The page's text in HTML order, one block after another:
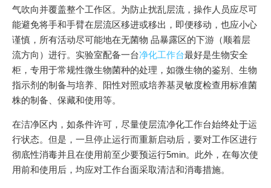
气吹向并覆盖整个工作区。为防止扰乱层流，操作人员应尽可
能避免将手和手臂在层流区移进或移出，即便移动，也应小心
谨慎，所有活动尽可能地在无菌物 品暴露区的下游（顺着层
流方向）进行。实验室配备一台净化工作台最好是生物安全
柜，专用于常规性微生物菌种的处理，如微生物的鉴别、生物
指示剂的制备与培养、阳性对照或培养基灵敏度检查用标准菌
株的制备、保藏和使用等。
在洁净区内，如条件许可，尽量使层流净化工作台始终处于运
行状态。但是，一旦停止运行而重新启动后，要对工作区进行
彻底性消毒并且在使用前至少要预运行5min。此外，在每次使
用前和使用后，均应对工作台面采取清洁和消毒措施。